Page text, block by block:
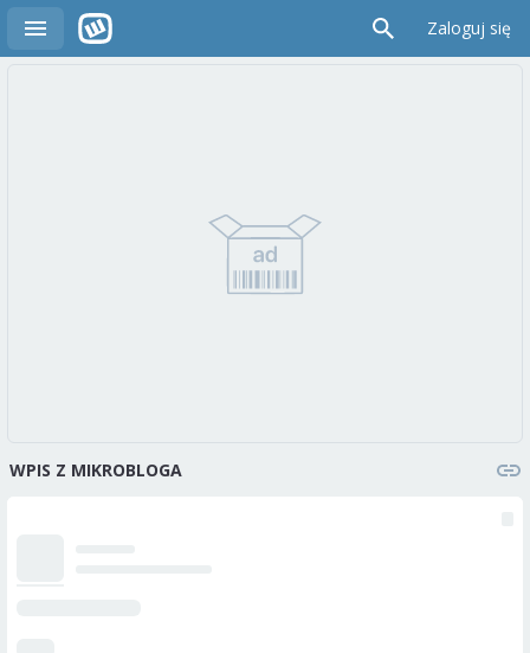
Zaloguj się
WPIS Z MIKROBLOGA